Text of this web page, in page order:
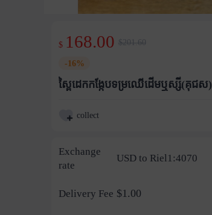
$ 168.00 $201.60
-16%
ស្ពៃដេកកង្កែបទម្រឈើដើមឬស្សី(គុជស)
collect
Exchange
rate
USD to Riel1:4070
Delivery Fee $1.00